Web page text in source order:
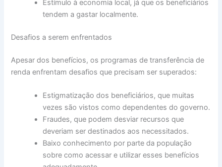
Estímulo à economia local, já que os beneficiários
tendem a gastar localmente.
Desafios a serem enfrentados
Apesar dos benefícios, os programas de transferência de
renda enfrentam desafios que precisam ser superados:
Estigmatização dos beneficiários, que muitas
vezes são vistos como dependentes do governo.
Fraudes, que podem desviar recursos que
deveriam ser destinados aos necessitados.
Baixo conhecimento por parte da população
sobre como acessar e utilizar esses benefícios